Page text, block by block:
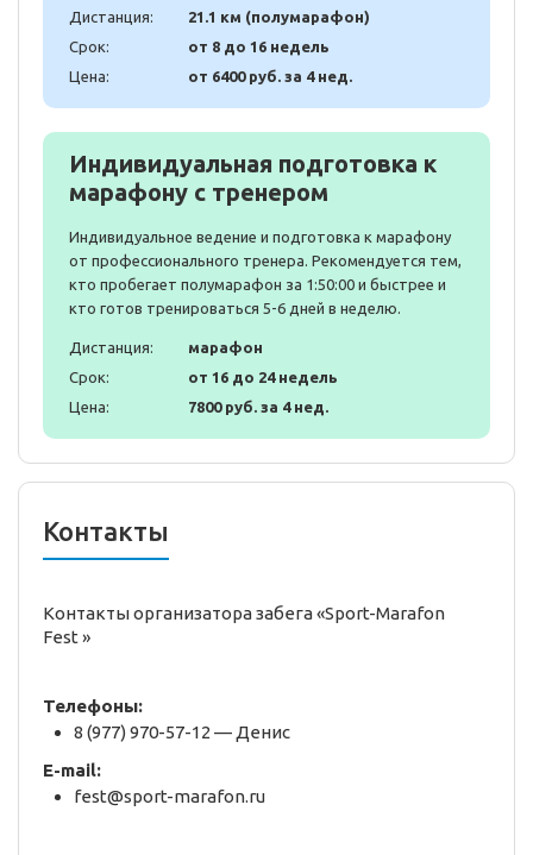
Дистанция:
21.1 км (полумарафон)
Срок:
от 8 до 16 недель
Цена:
от 6400 руб. за 4 нед.
Индивидуальная подготовка к
марафону с тренером
Индивидуальное ведение и подготовка к марафону
от профессионального тренера. Рекомендуется тем,
кто пробегает полумарафон за 1:50:00 и быстрее и
кто готов тренироваться 5-6 дней в неделю.
Дистанция:
марафон
Срок:
от 16 до 24 недель
Цена:
7800 руб. за 4 нед.
Контакты
Контакты организатора забега «Sport-Marafon
Fest »
Телефоны:
8 (977) 970-57-12 — Денис
E-mail:
fest@sport-marafon.ru